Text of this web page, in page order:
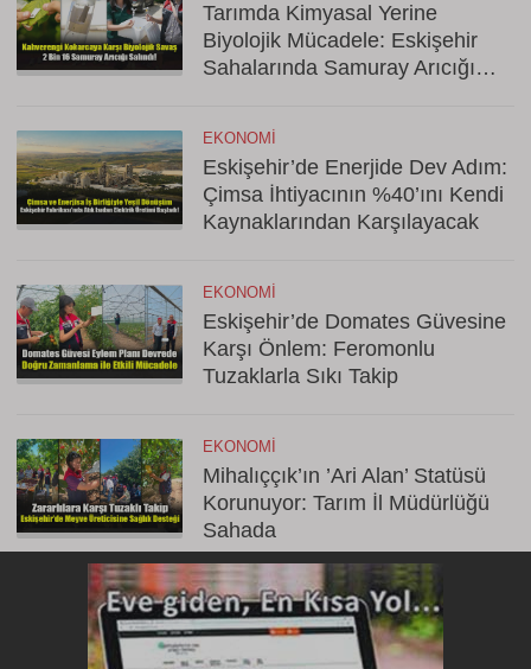
Tarımda Kimyasal Yerine
Biyolojik Mücadele: Eskişehir
Sahalarında Samuray Arıcığı
EKONOMI
Eskişehir’de Enerjide Dev Adım:
Çimsa İhtiyacının %40’ını Kendi
Kaynaklarından Karşılayacak
EKONOMI
Eskişehir’de Domates Güvesine
Karşı Önlem: Feromonlu
Tuzaklarla Sıkı Takip
EKONOMI
Mihalıççık’ın ’Ari Alan’ Statüsü
Korunuyor: Tarım İl Müdürlüğü
Sahada